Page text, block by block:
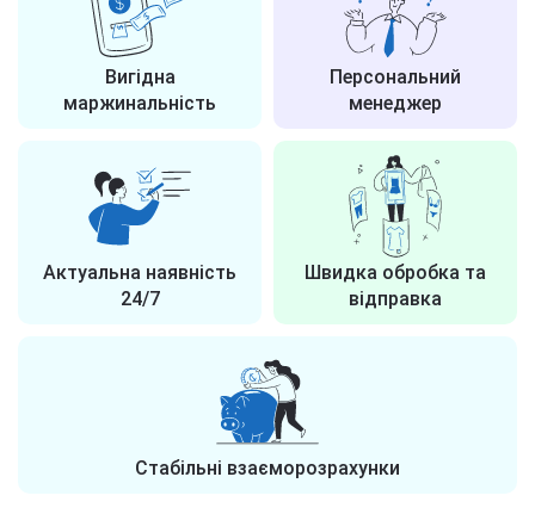
Вигідна
маржинальність
Персональний
менеджер
Актуальна наявність
24/7
Швидка обробка та
відправка
Стабільні взаєморозрахунки